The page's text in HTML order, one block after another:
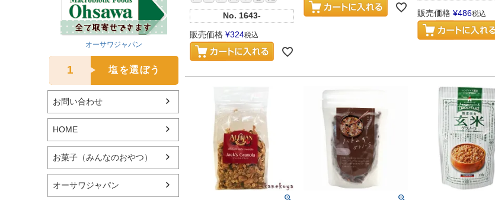
オーサワジャパン
1 塩を選ぼう
お問い合わせ
HOME
お菓子（みんなのおやつ）
オーサワジャパン
No. 1643-
販売価格 ¥324税込
販売価格 ¥486税込